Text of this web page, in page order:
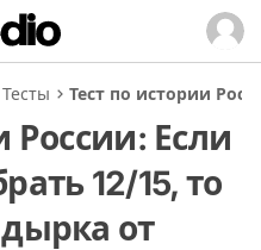
Тесты Тест по истории
России: Если
12/15, то
от